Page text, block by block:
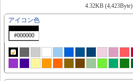
4.32KB (4,423Byte)
アイコン色